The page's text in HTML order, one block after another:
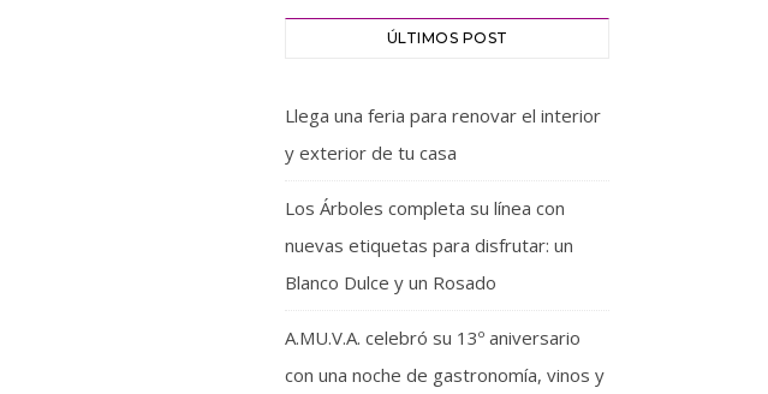
ÚLTIMOS POST
Llega una feria para renovar el interior
y exterior de tu casa
Los Árboles completa su línea con
nuevas etiquetas para disfrutar: un
Blanco Dulce y un Rosado
A.MU.V.A. celebró su 13º aniversario
con una noche de gastronomía, vinos y